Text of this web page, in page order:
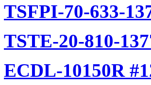
TSFPI-70-633-
TSTE-20-810-
ECDL-10150R